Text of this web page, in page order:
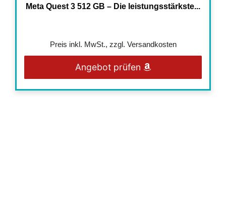
Meta Quest 3 512 GB – Die leistungsstärkste...
Preis inkl. MwSt., zzgl. Versandkosten
Angebot prüfen